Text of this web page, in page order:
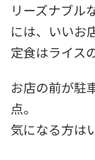
リーズナブル
には、いいお
定食はライス
お店の前が駐
点。
気になる方は